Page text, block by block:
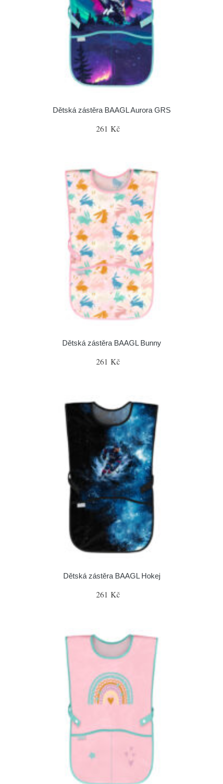
Dětská zástěra BAAGL Aurora GRS
261 Kč
Dětská zástěra BAAGL Bunny
261 Kč
Dětská zástěra BAAGL Hokej
261 Kč